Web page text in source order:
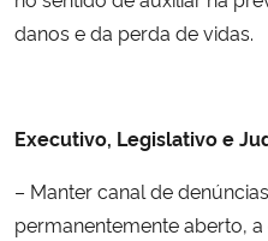
danos e da perda de vidas.
Executivo, Legislativo e
– Manter canal de
permanentemente aberto,